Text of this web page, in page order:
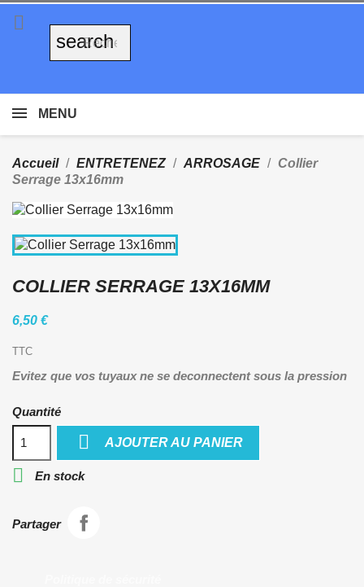

search
MENU
Accueil ENTRETENEZ ARROSAGE
Collier
Serrage 13x16mm
COLLIER SERRAGE 13X16MM
6,50 €
TTC
Evitez que vos tuyaux ne se deconnectent sous la pression
Quantité
 AJOUTER AU PANIER
 En stock
Partager